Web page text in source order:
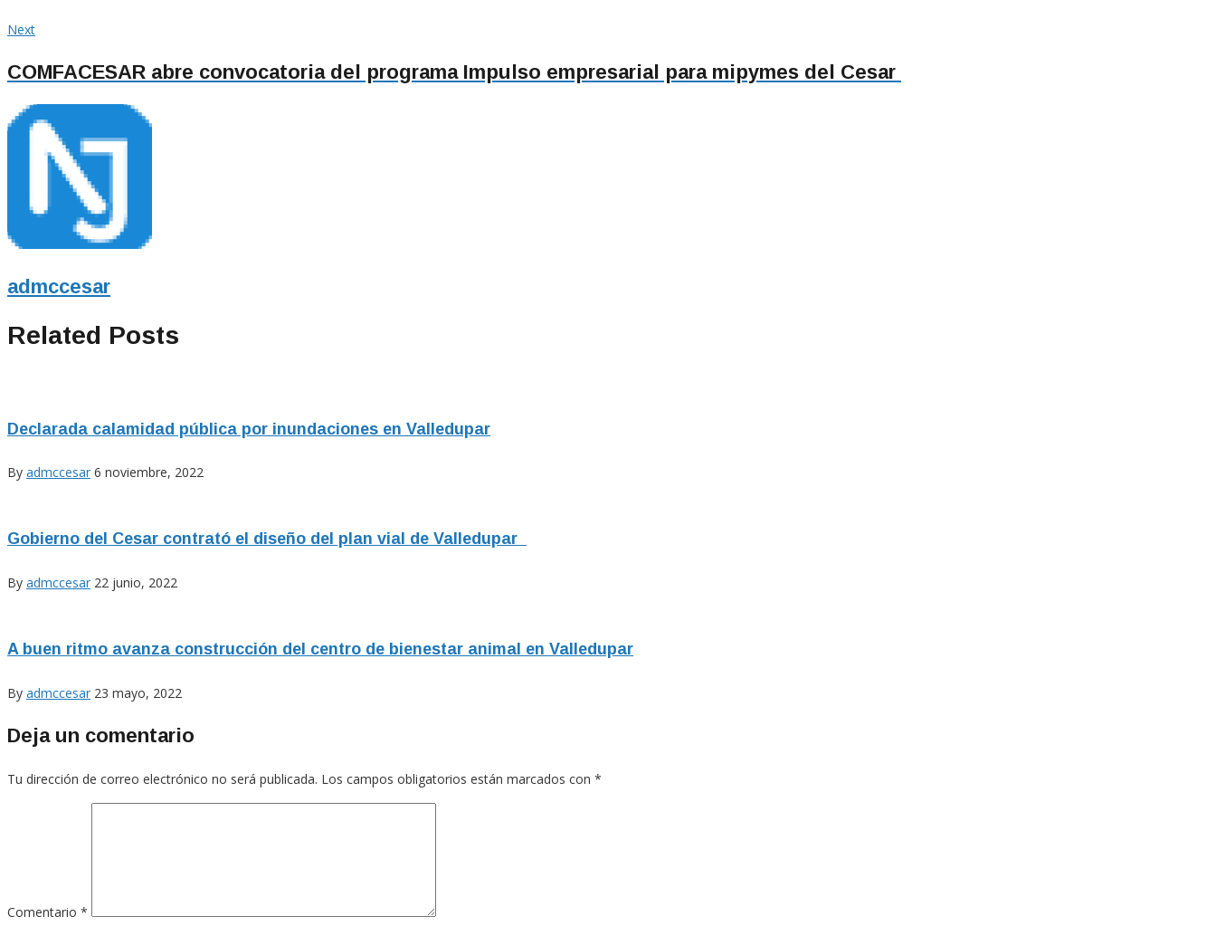
NextNext
COMFACESAR abre convocatoria del programa Impulso empresarial para mipymes del Cesar
admccesar
Related Posts
Declarada calamidad pública por inundaciones en Valledupar
By admccesar 6 noviembre, 2022
Gobierno del Cesar contrató el diseño del plan vial de Valledupar
By admccesar 22 junio, 2022
A buen ritmo avanza construcción del centro de bienestar animal en Valledupar
By admccesar 23 mayo, 2022
Deja un comentario
Tu dirección de correo electrónico no será publicada. Los campos obligatorios están marcados con *
Comentario *